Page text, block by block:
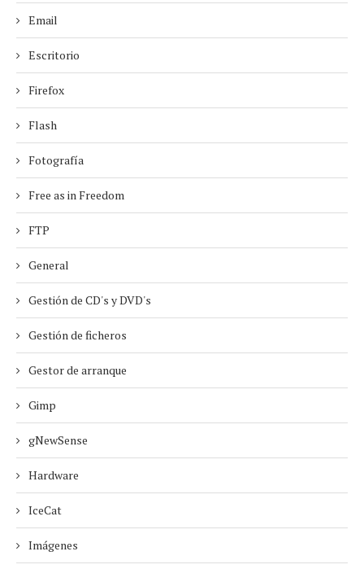
Email
Escritorio
Firefox
Flash
Fotografía
Free as in Freedom
FTP
General
Gestión de CD's y DVD's
Gestión de ficheros
Gestor de arranque
Gimp
gNewSense
Hardware
IceCat
Imágenes